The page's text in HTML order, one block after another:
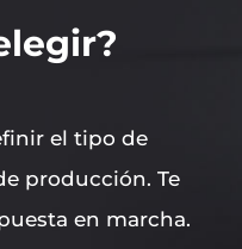
el tipo de
producción. Te
en marcha.